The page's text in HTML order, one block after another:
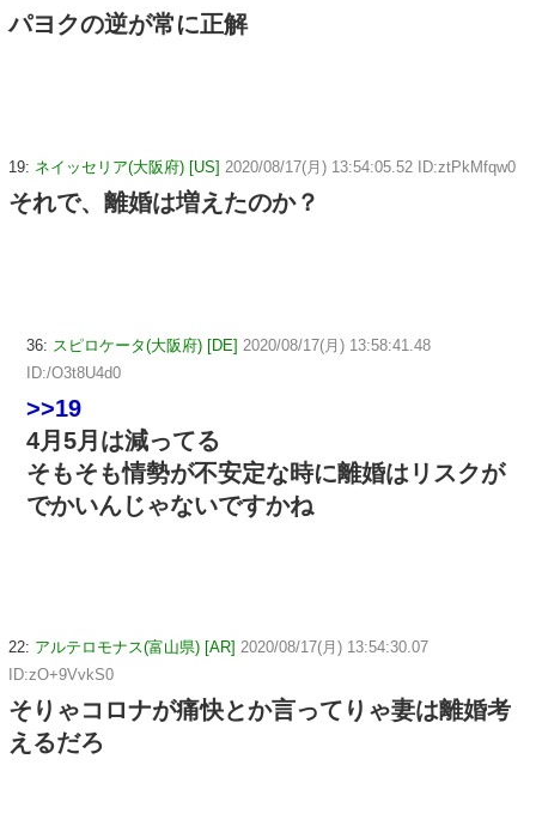
パヨクの逆が常に正解
19: ネイッセリア(大阪府) [US] 2020/08/17(月) 13:54:05.52 ID:ztPkMfqw0
それで、離婚は増えたのか？
36: スピロケータ(大阪府) [DE] 2020/08/17(月) 13:58:41.48
ID:/O3t8U4d0
>>19
4月5月は減ってる
そもそも情勢が不安定な時に離婚はリスクが
でかいんじゃないですかね
22: アルテロモナス(富山県) [AR] 2020/08/17(月) 13:54:30.07
ID:zO+9VvkS0
そりゃコロナが痛快とか言ってりゃ妻は離婚考
えるだろ